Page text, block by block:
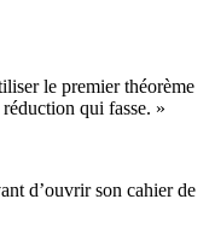
le premier théorème
qui fasse. »
d’ouvrir son cahier de